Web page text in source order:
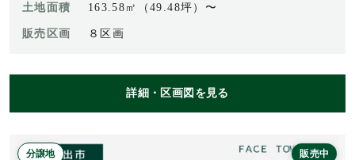
土地面積 163.58㎡（49.48坪）〜
販売区画 ８区画
詳細・区画図を見る
分譲地 販売中